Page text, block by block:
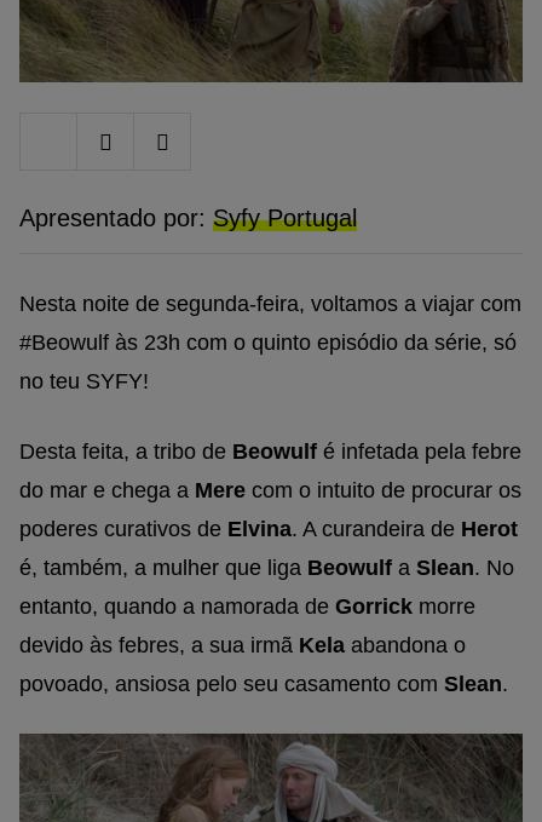
ShareShare Share
Apresentado por: Syfy Portugal
Nesta noite de segunda-feira, voltamos a viajar com
#Beowulf às 23h com o quinto episódio da série, só
no teu SYFY!
Desta feita, a tribo de Beowulf é infetada pela febre
do mar e chega a Mere com o intuito de procurar os
poderes curativos de Elvina. A curandeira de Herot
é, também, a mulher que liga Beowulf a Slean. No
entanto, quando a namorada de Gorrick morre
devido às febres, a sua irmã Kela abandona o
povoado, ansiosa pelo seu casamento com Slean.